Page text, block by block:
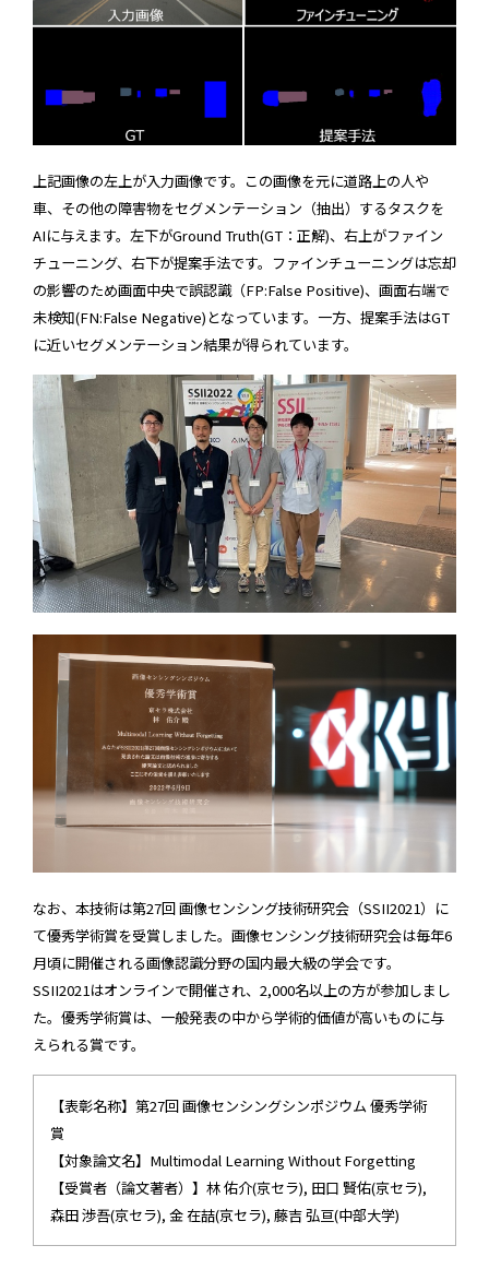
上記画像の左上が入力画像です。この画像を元に道路上の人や
車、その他の障害物をセグメンテーション（抽出）するタスクを
AIに与えます。左下がGround Truth(GT：正解)、右上がファイン
チューニング、右下が提案手法です。ファインチューニングは忘却
の影響のため画面中央で誤認識（FP:False Positive)、画面右端で
未検知(FN:False Negative)となっています。一方、提案手法はGT
に近いセグメンテーション結果が得られています。
なお、本技術は第27回 画像センシング技術研究会（SSII2021）に
て優秀学術賞を受賞しました。画像センシング技術研究会は毎年6
月頃に開催される画像認識分野の国内最大級の学会です。
SSII2021はオンラインで開催され、2,000名以上の方が参加しまし
た。優秀学術賞は、一般発表の中から学術的価値が高いものに与
えられる賞です。
【表彰名称】第27回 画像センシングシンポジウム 優秀学術
賞
【対象論文名】Multimodal Learning Without Forgetting
【受賞者（論文著者）】林 佑介(京セラ), 田口 賢佑(京セラ),
森田 渉吾(京セラ), 金 在喆(京セラ), 藤吉 弘亘(中部大学)